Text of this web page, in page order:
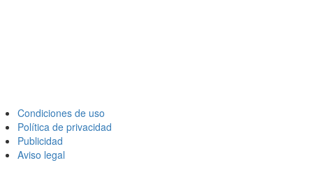
Condiciones de uso
Política de privacidad
Publicidad
Aviso legal